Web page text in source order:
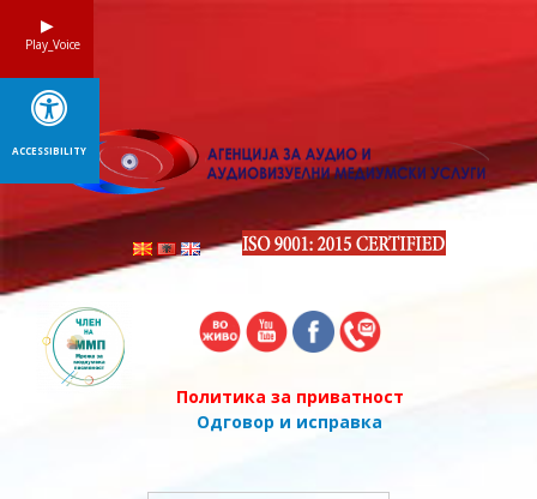
Политика за приватност
Одговор и исправка
Play_Voice
ACCESSIBILITY